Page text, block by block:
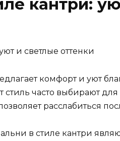
кантри:
комфорт и уют
стиль часто выбирают
расслабиться
в стиле кантри